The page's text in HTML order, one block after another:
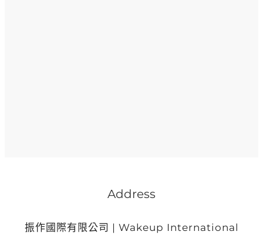
Address
振作國際有限公司 | Wakeup International